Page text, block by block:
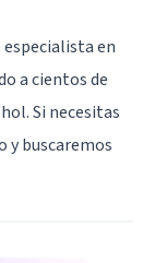
en
a cientos de
Si necesitas
y buscaremos